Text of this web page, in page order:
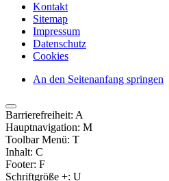
Kontakt
Sitemap
Impressum
Datenschutz
Cookies
An den Seitenanfang springen
Barrierefreiheit: A
Hauptnavigation: M
Toolbar Menü: T
Inhalt: C
Footer: F
Schriftgröße +: U